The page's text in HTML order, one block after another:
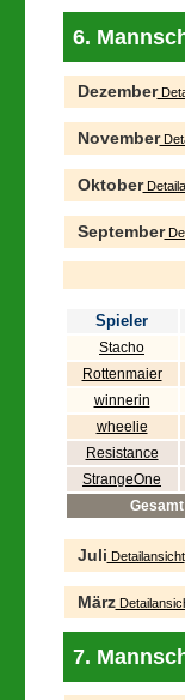
6.
Dezember
November
Oktober
September
Spieler
Stacho
Rottenmaier
winnerin
wheelie
Resistance
StrangeOne
Gesamt
Juli Detailansicht
März
7.